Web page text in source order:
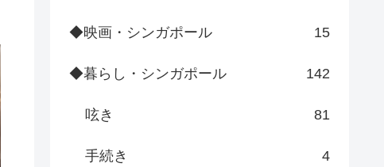
◆映画・シンガポール 15
◆暮らし・シンガポール 142
呟き 81
手続き 4